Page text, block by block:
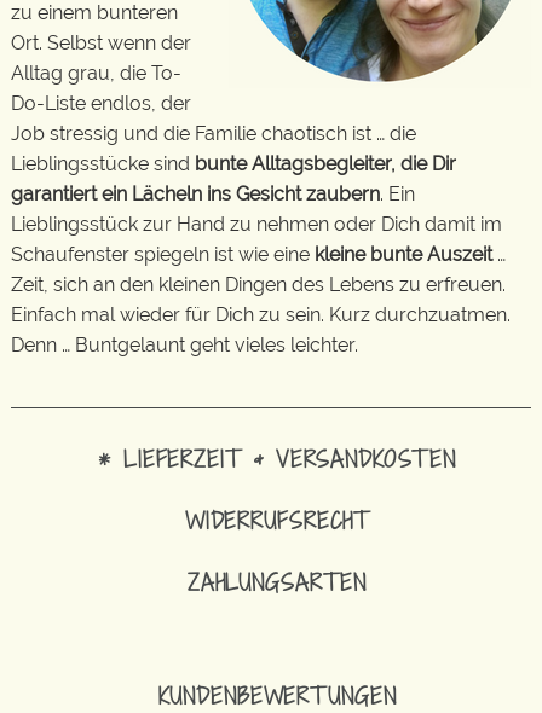
zu einem bunteren
Ort. Selbst wenn der
Alltag grau, die To-
Do-Liste endlos, der
Job stressig und die Familie chaotisch ist … die
Lieblingsstücke sind bunte Alltagsbegleiter, die Dir
garantiert ein Lächeln ins Gesicht zaubern. Ein
Lieblingsstück zur Hand zu nehmen oder Dich damit im
Schaufenster spiegeln ist wie eine kleine bunte Auszeit…
Zeit, sich an den kleinen Dingen des Lebens zu erfreuen.
Einfach mal wieder für Dich zu sein. Kurz durchzuatmen.
Denn … Buntgelaunt geht vieles leichter.
* LIEFERZEIT & VERSANDKOSTEN
WIDERRUFSRECHT
ZAHLUNGSARTEN
KUNDENBEWERTUNGEN